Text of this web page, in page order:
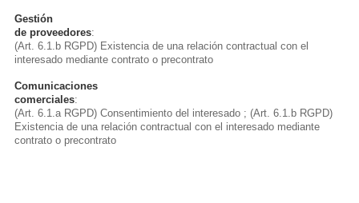
Gestión
de proveedores:
(Art. 6.1.b RGPD) Existencia de una relación contractual con el
interesado mediante contrato o precontrato
Comunicaciones
comerciales:
(Art. 6.1.a RGPD) Consentimiento del interesado ; (Art. 6.1.b RGPD)
Existencia de una relación contractual con el interesado mediante
contrato o precontrato